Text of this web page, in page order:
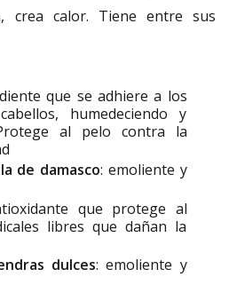
crea calor. Tiene entre sus
que se adhiere a los
humedeciendo y
al pelo contra la
de damasco: emoliente y
que protege al
libres que dañan la
dulces: emoliente y